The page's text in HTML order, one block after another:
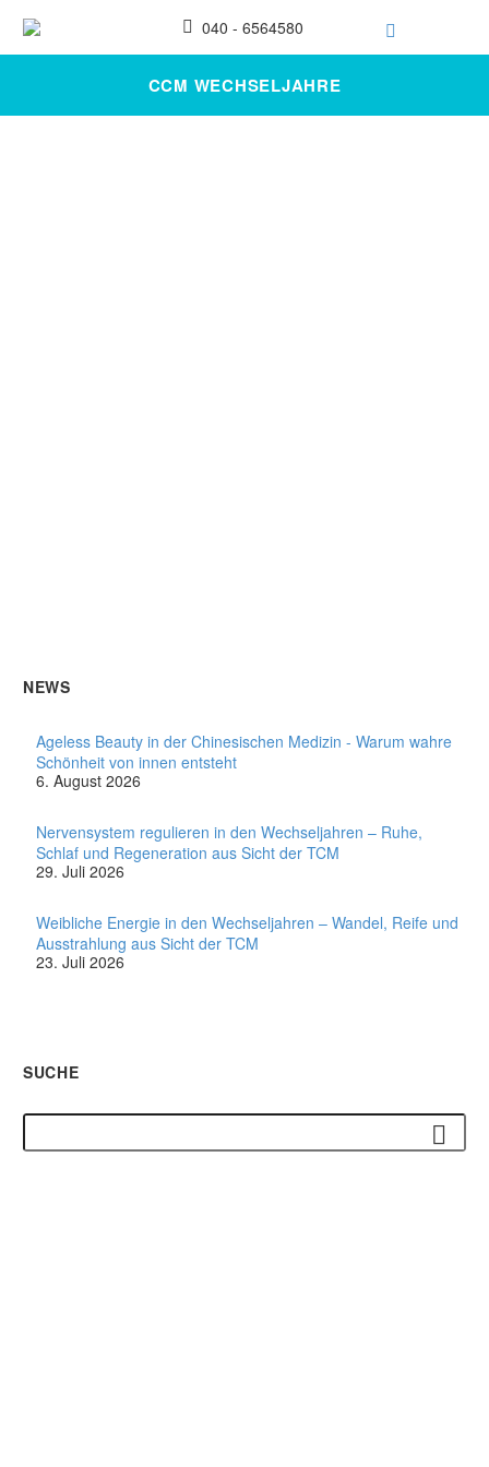
040 - 6564580
CCM WECHSELJAHRE
NEWS
Ageless Beauty in der Chinesischen Medizin - Warum wahre
Schönheit von innen entsteht
6. August 2026
Nervensystem regulieren in den Wechseljahren – Ruhe,
Schlaf und Regeneration aus Sicht der TCM
29. Juli 2026
Weibliche Energie in den Wechseljahren – Wandel, Reife und
Ausstrahlung aus Sicht der TCM
23. Juli 2026
SUCHE